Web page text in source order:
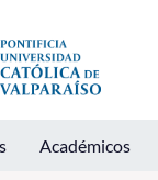
al contenido
Académicos